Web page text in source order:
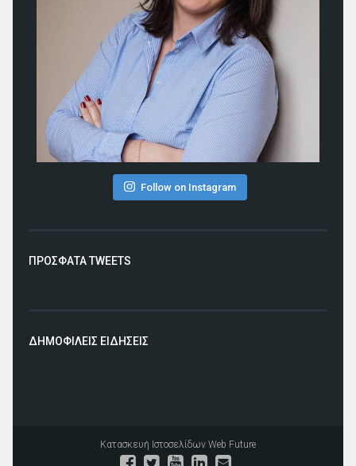
Follow on Instagram
ΠΡΟΣΦΑΤΑ TWEETS
ΔΗΜΟΦΙΛΕΙΣ ΕΙΔΗΣΕΙΣ
Κατασκευή Ιστοσελίδων Web Future